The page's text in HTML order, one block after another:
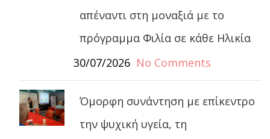
απέναντι στη μοναξιά με το
πρόγραμμα Φιλία σε κάθε Ηλικία
30/07/2026 No Comments
Όμορφη συνάντηση με επίκεντρο
την ψυχική υγεία, τη